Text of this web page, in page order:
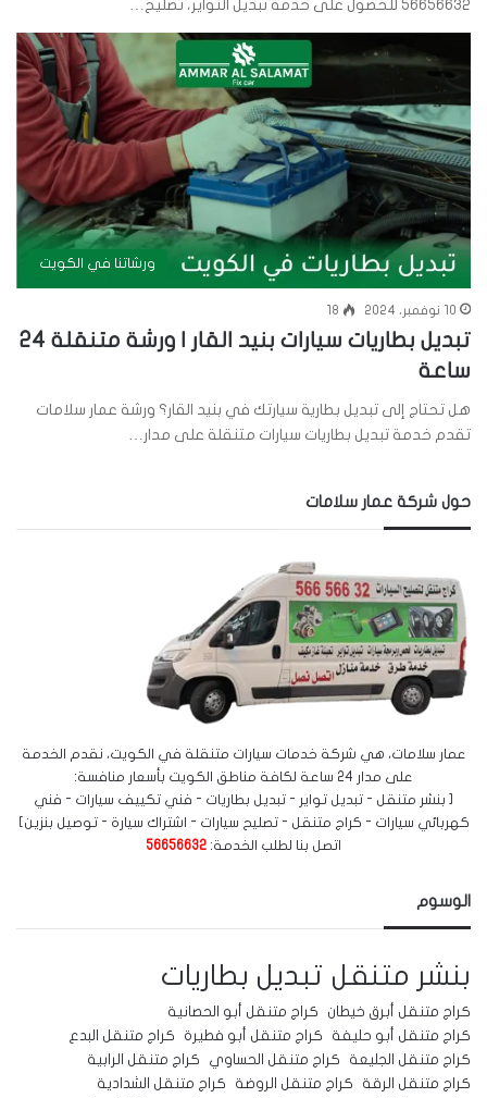
56656632 للحصول على خدمة تبديل التواير، تصليح…
ورشاتنا في الكويت
10 نوفمبر، 2024 18
تبديل بطاريات سيارات بنيد القار | ورشة متنقلة 24
ساعة
هل تحتاج إلى تبديل بطارية سيارتك في بنيد القار؟ ورشة عمار سلامات
تقدم خدمة تبديل بطاريات سيارات متنقلة على مدار…
حول شركة عمار سلامات
عمار سلامات، هي شركة خدمات سيارات متنقلة في الكويت، نقدم الخدمة
على مدار 24 ساعة لكافة مناطق الكويت بأسعار منافسة:
[ بنشر متنقل - تبديل تواير - تبديل بطاريات - فني تكييف سيارات - فني
كهربائي سيارات - كراج متنقل - تصليح سيارات - اشتراك سيارة - توصيل بنزين]
اتصل بنا لطلب الخدمة: 56656632
الوسوم
بنشر متنقل تبديل بطاريات
كراج متنقل أبرق خيطان
كراج متنقل أبو الحصانية
كراج متنقل أبو حليفة
كراج متنقل أبو فطيرة
كراج متنقل البدع
كراج متنقل الجليعة
كراج متنقل الحساوي
كراج متنقل الرابية
كراج متنقل الرقة
كراج متنقل الروضة
كراج متنقل الشدادية